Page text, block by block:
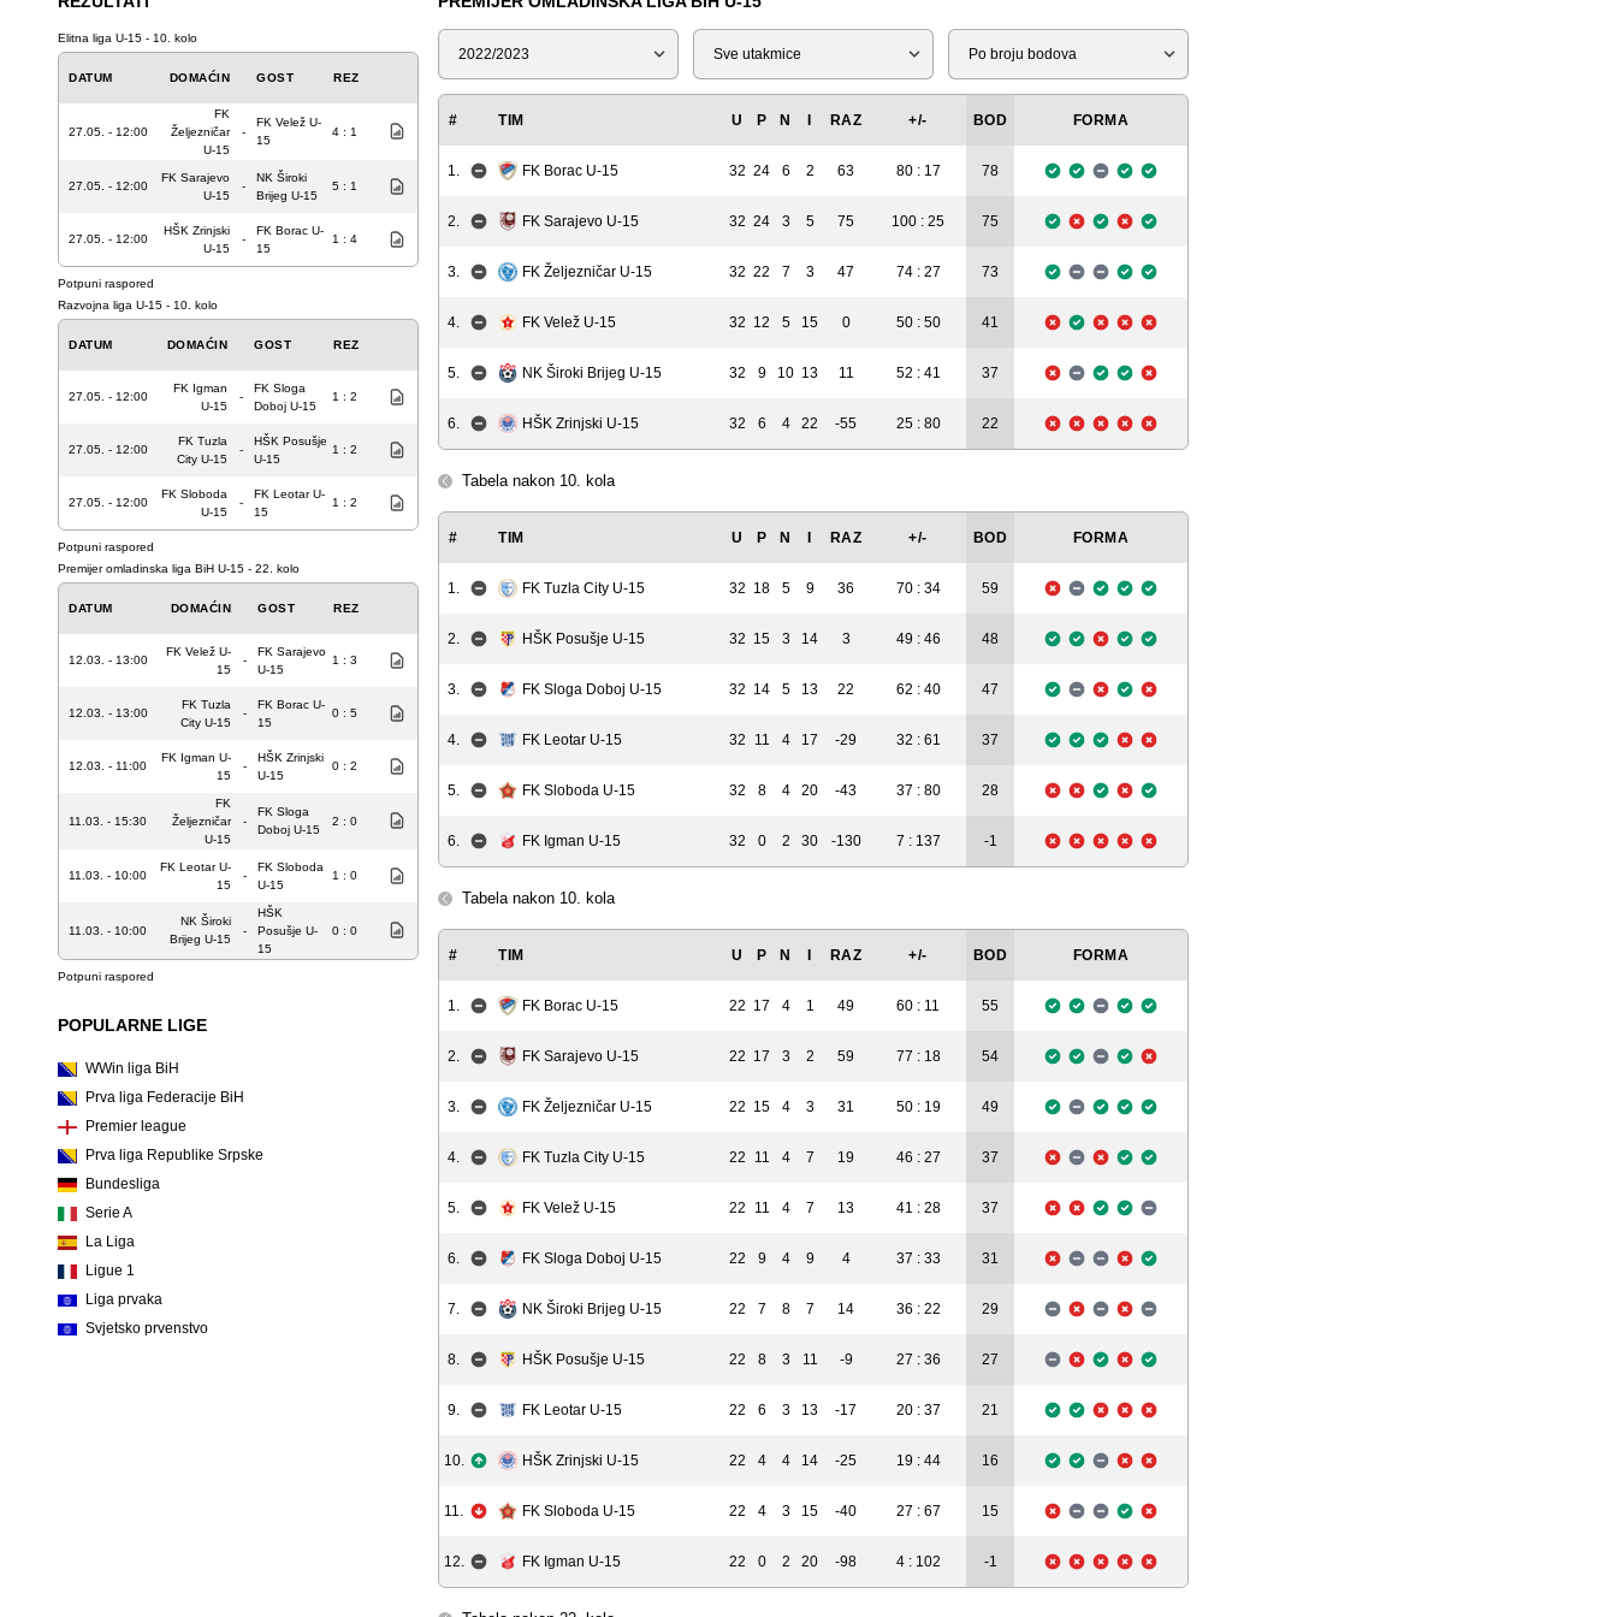
Elitna liga U-15 - 10. kolo
DATUM DOMAĆIN GOST REZ
27.05. - 12:00
FK
Željezničar
U-15
-
FK Velež U-
15
4 : 1
27.05. - 12:00
FK Sarajevo
U-15
-
NK Široki
Brijeg U-15
5 : 1
27.05. - 12:00
HŠK Zrinjski
U-15
-
FK Borac U-
15
1 : 4
Potpuni raspored
Razvojna liga U-15 - 10. kolo
DATUM DOMAĆIN GOST REZ
27.05. - 12:00
FK Igman
U-15
-
FK Sloga
Doboj U-15
1 : 2
27.05. - 12:00
FK Tuzla
City U-15
-
HŠK Posušje
U-15
1 : 2
27.05. - 12:00
FK Sloboda
U-15
-
FK Leotar U-
15
1 : 2
Potpuni raspored
Premijer omladinska liga BiH U-15 - 22. kolo
DATUM DOMAĆIN GOST REZ
12.03. - 13:00
FK Velež U-
15
-
FK Sarajevo
U-15
1 : 3
12.03. - 13:00
FK Tuzla
City U-15
-
FK Borac U-
15
0 : 5
12.03. - 11:00
FK Igman U-
15
-
HŠK Zrinjski
U-15
0 : 2
11.03. - 15:30
FK
Željezničar
U-15
-
FK Sloga
Doboj U-15
2 : 0
11.03. - 10:00
FK Leotar U-
15
-
FK Sloboda
U-15
1 : 0
11.03. - 10:00
NK Široki
Brijeg U-15
-
HŠK
Posušje U-
15
0 : 0
Potpuni raspored
POPULARNE LIGE
WWin liga BiH
Prva liga Federacije BiH
Premier league
Prva liga Republike Srpske
Bundesliga
Serie A
La Liga
Ligue 1
Liga prvaka
Svjetsko prvenstvo
Sezona Tip Liga
# TIM U P N RAZ +/- BOD FORMA
1. FK Borac U-15 32 24 6 2 63 80 : 17 78
2. FK Sarajevo U-15 32 24 3 5 75 100 : 25 75
3. FK Željezničar U-15 32 22 7 3 47 74 : 27 73
4. FK Velež U-15 32 12 5 15 0 50 : 50 41
5. NK Široki Brijeg U-15 32 9 10 13 11 52 : 41 37
6. HŠK Zrinjski U-15 32 6 4 22 -55 25 : 80 22
Tabela nakon 10. kola
# TIM U P N RAZ +/- BOD FORMA
1. FK Tuzla City U-15 32 18 5 9 36 70 : 34 59
2. HŠK Posušje U-15 32 15 3 14 3 49 : 46 48
3. FK Sloga Doboj U-15 32 14 5 13 22 62 : 40 47
4. FK Leotar U-15 32 11 4 17 -29 32 : 61 37
5. FK Sloboda U-15 32 8 4 20 -43 37 : 80 28
6. FK Igman U-15 32 0 2 30 -130 7 : 137 -1
Tabela nakon 10. kola
# TIM U P N RAZ +/- BOD FORMA
1. FK Borac U-15 22 17 4 1 49 60 : 11 55
2. FK Sarajevo U-15 22 17 3 2 59 77 : 18 54
3. FK Željezničar U-15 22 15 4 3 31 50 : 19 49
4. FK Tuzla City U-15 22 11 4 7 19 46 : 27 37
5. FK Velež U-15 22 11 4 7 13 41 : 28 37
6. FK Sloga Doboj U-15 22 9 4 9 4 37 : 33 31
7. NK Široki Brijeg U-15 22 7 8 7 14 36 : 22 29
8. HŠK Posušje U-15 22 8 3 11 -9 27 : 36 27
9. FK Leotar U-15 22 6 3 13 -17 20 : 37 21
10. HŠK Zrinjski U-15 22 4 4 14 -25 19 : 44 16
11. FK Sloboda U-15 22 4 3 15 -40 27 : 67 15
12. FK Igman U-15 22 0 2 20 -98 4 : 102 -1